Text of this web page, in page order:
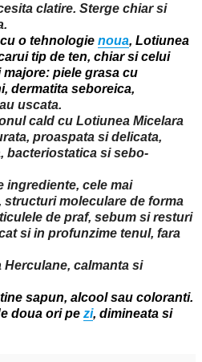
clatire. Sterge chiar si
o tehnologie noua, Lotiunea
tip de ten, chiar si celui
piele grasa cu
dermatita seboreica,
uscata.
cald cu Lotiunea Micelara
proaspata si delicata,
bacteriostatica si sebo-
ingrediente, cele mai
moleculare de forma
de praf, sebum si resturi
si in profunzime tenul, fara
Herculane, calmanta si
sapun, alcool sau coloranti.
doua ori pe zi, dimineata si